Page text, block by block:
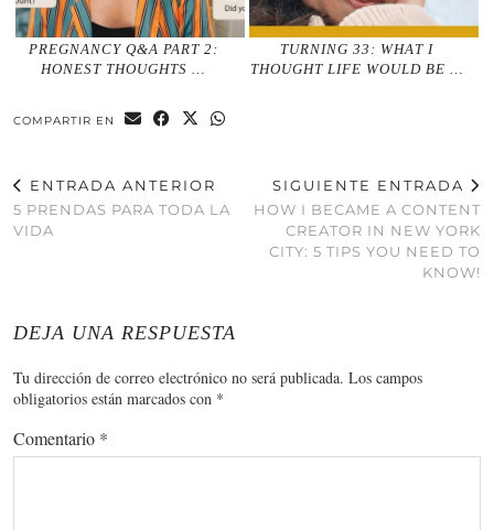
PREGNANCY Q&A PART 2:
HONEST THOUGHTS …
TURNING 33: WHAT I
THOUGHT LIFE WOULD BE …
COMPARTIR EN
ENTRADA ANTERIOR
5 PRENDAS PARA TODA LA
VIDA
SIGUIENTE ENTRADA
HOW I BECAME A CONTENT
CREATOR IN NEW YORK
CITY: 5 TIPS YOU NEED TO
KNOW!
DEJA UNA RESPUESTA
Tu dirección de correo electrónico no será publicada. Los campos
obligatorios están marcados con *
Comentario *